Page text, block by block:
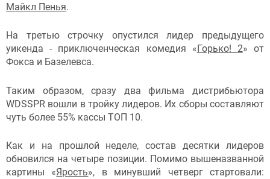
Майкл Пенья.
На третью строчку опустился лидер предыдущего
уикенда - приключенческая комедия « Горько! 2» от
Фокса и Базелевса.
Таким образом, сразу два фильма дистрибьютора
WDSSPR вошли в тройку лидеров. Их сборы составляют
чуть более 55% кассы ТОП 10.
Как и на прошлой неделе, состав десятки лидеров
обновился на четыре позиции. Помимо вышеназванной
картины «Ярость», в минувший четверг стартовали: